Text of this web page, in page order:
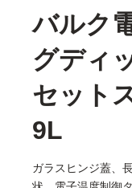
バルク
グディ
セット
9L
ガラスヒンジ蓋、